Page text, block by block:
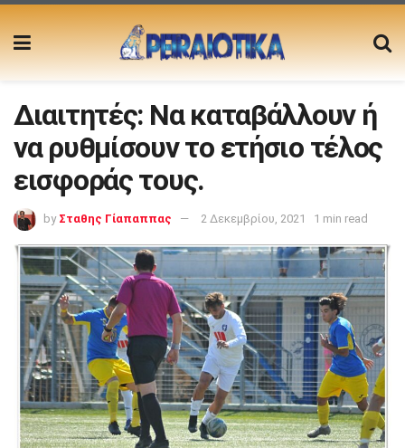
Διαιτητές: Nα καταβάλλουν ή
να ρυθμίσουν το ετήσιο τέλος
εισφοράς τους.
by Σταθης Γίαπαππας 2 Δεκεμβρίου, 2021 1 min read